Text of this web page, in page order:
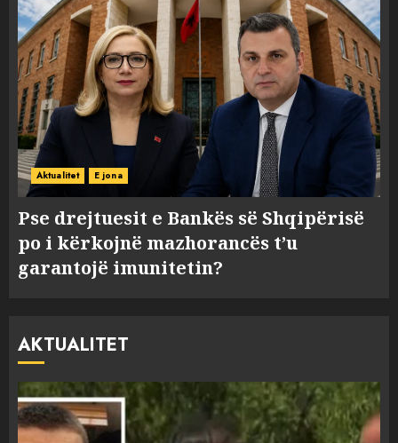
Aktualitet E jona
Pse drejtuesit e Bankës së Shqipërisë
po i kërkojnë mazhorancës t’u
garantojë imunitetin?
AKTUALITET